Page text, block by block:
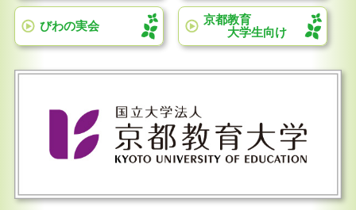
びわの実会
京都教育
大学生向け